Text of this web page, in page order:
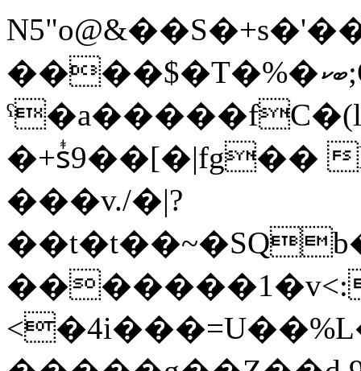
����$�T�%�ބކ;Qs�\�G��k����)��`s9��.�7�\E�6E�q!R��a�7�����y��g��2"z�R!
�+sᷬ9��[�|fg��
���v./�|?